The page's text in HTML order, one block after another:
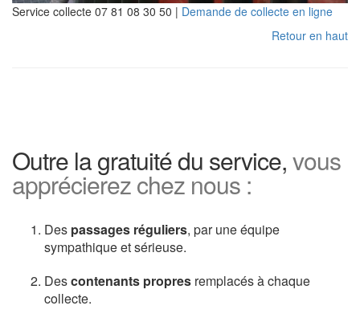
Service collecte 07 81 08 30 50 | Demande de collecte en ligne
Retour en haut
Outre la gratuité du service,vous
apprécierez chez nous :
Des passages réguliers, par une équipe
sympathique et sérieuse.
Descontenants propres remplacés à chaque
collecte.